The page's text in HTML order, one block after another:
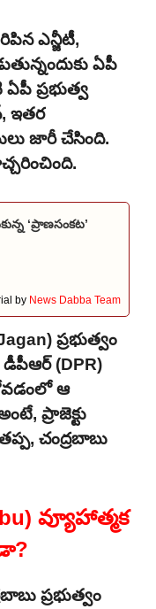
ఎన్జీటీ,
ఏపీ
ఏపీ ప్రభుత్వ
ఇతర
జారీ చేసింది.
‘ప్రాణసంకట’
by News Dabba Team
ప్రభుత్వం
(DPR)
ఆ
ప్రాజెక్టు
చంద్రబాబు
వ్యూహాత్మక
ప్రభుత్వం